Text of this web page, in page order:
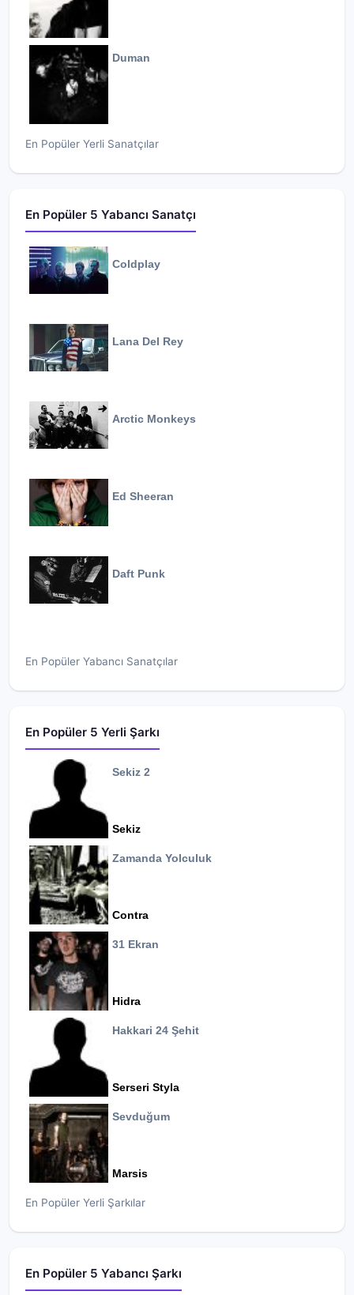
Duman
En Popüler Yerli Sanatçılar
En Popüler 5 Yabancı Sanatçı
Coldplay
Lana Del Rey
Arctic Monkeys
Ed Sheeran
Daft Punk
En Popüler Yabancı Sanatçılar
En Popüler 5 Yerli Şarkı
Sekiz 2
Sekiz
Zamanda Yolculuk
Contra
31 Ekran
Hidra
Hakkari 24 Şehit
Serseri Styla
Sevduğum
Marsis
En Popüler Yerli Şarkılar
En Popüler 5 Yabancı Şarkı